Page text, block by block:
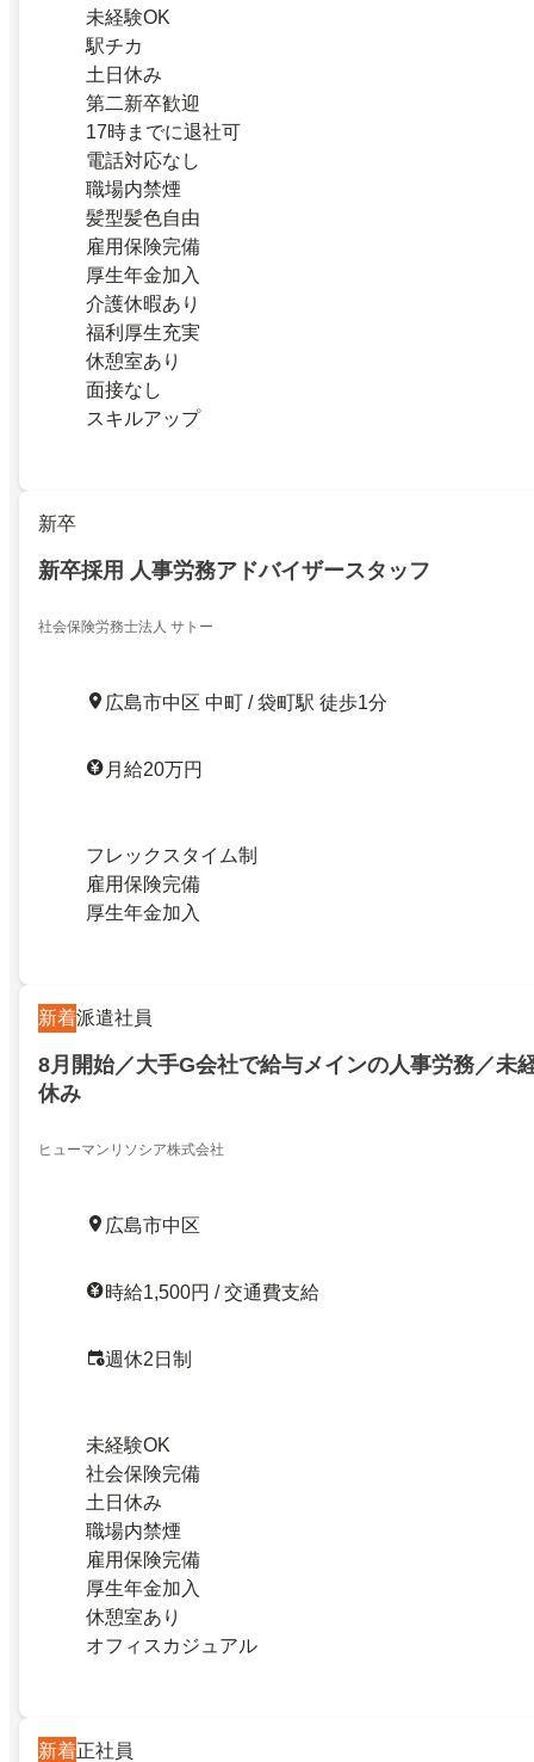
未経験OK
駅チカ
土日休み
第二新卒歓迎
17時までに退社可
電話対応なし
職場内禁煙
髪型髪色自由
雇用保険完備
厚生年金加入
介護休暇あり
福利厚生充実
休憩室あり
面接なし
スキルアップ
新卒
新卒採用 人事労務アドバイザースタッフ
社会保険労務士法人 サトー
広島市中区 中町 / 袋町駅 徒歩1分
月給20万円
フレックスタイム制
雇用保険完備
厚生年金加入
新着派遣社員
8月開始／大手G会社で給与メインの人事労務／未
休み
ヒューマンリソシア株式会社
広島市中区
時給1,500円 / 交通費支給
週休2日制
未経験OK
社会保険完備
土日休み
職場内禁煙
雇用保険完備
厚生年金加入
休憩室あり
オフィスカジュアル
新着正社員